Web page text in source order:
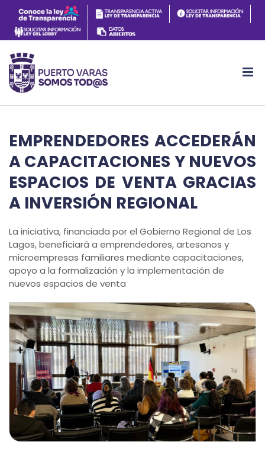
EMPRENDEDORES ACCEDERÁN
A CAPACITACIONES Y NUEVOS
ESPACIOS DE VENTA GRACIAS
A INVERSIÓN REGIONAL
La iniciativa, financiada por el Gobierno Regional de Los
Lagos, beneficiará a emprendedores, artesanos y
microempresas familiares mediante capacitaciones,
apoyo a la formalización y la implementación de
nuevos espacios de venta